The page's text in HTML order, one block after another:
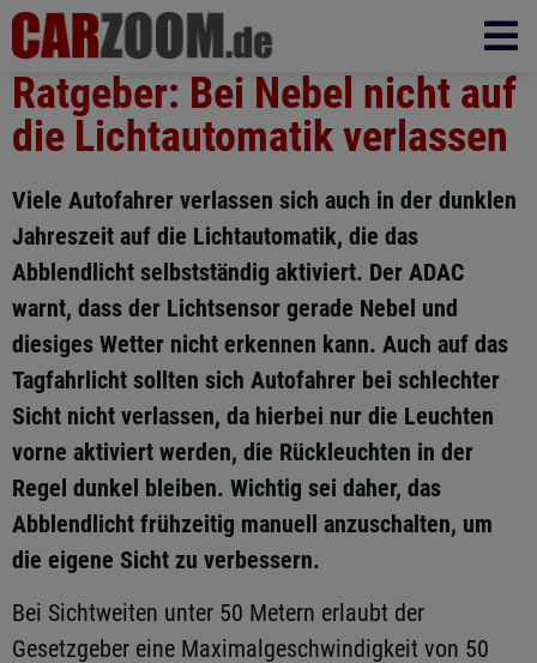
Ratgeber: Bei Nebel nicht auf
die Lichtautomatik verlassen
Viele Autofahrer verlassen sich auch in der dunklen
Jahreszeit auf die Lichtautomatik, die das
Abblendlicht selbstständig aktiviert. Der ADAC
warnt, dass der Lichtsensor gerade Nebel und
diesiges Wetter nicht erkennen kann. Auch auf das
Tagfahrlicht sollten sich Autofahrer bei schlechter
Sicht nicht verlassen, da hierbei nur die Leuchten
vorne aktiviert werden, die Rückleuchten in der
Regel dunkel bleiben. Wichtig sei daher, das
Abblendlicht frühzeitig manuell anzuschalten, um
die eigene Sicht zu verbessern.
Bei Sichtweiten unter 50 Metern erlaubt der
Gesetzgeber eine Maximalgeschwindigkeit von 50